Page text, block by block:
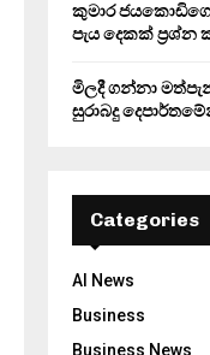
කුමාර
පැය දෙකක් ප්‍රශ්න
මිලදී ගන්නා
සුරාබදු
Categories
AI News
Business
Business News